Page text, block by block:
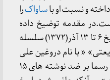
و نسبت او باساواکرا
در مقدمه توضیخ داده
شده که روزنامه کیهان از تاریخ ۶ تا ۱۳ آذر(۱۳۷۲) سلسله
« با نام دروغین علی
اشرفی» به چاپ رسانده و « رسما بر ضد نوشته های ۱۵